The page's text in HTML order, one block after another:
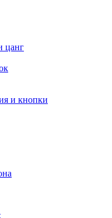
цанг
и кнопки